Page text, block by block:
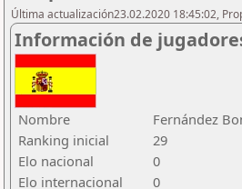
Última actualización23.02.2020 18:45:02,
Información de
Nombre
Fernández
Ranking inicial
29
Elo nacional
0
Elo internacional
0